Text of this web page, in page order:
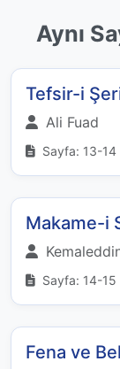
Aynı
Tefsir-i
Ali Fuad
Sayfa: 13-14
Makame-i
Sayfa: 14-15
Fena ve